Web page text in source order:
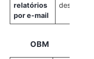
relatórios
por e-mail
destinatário
OBM